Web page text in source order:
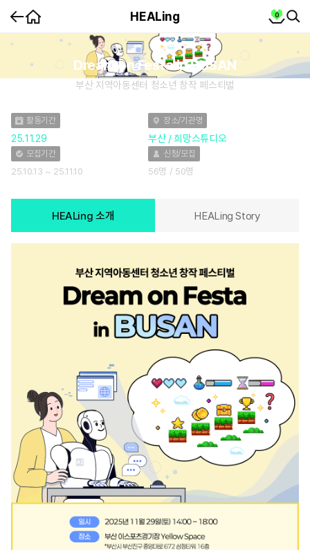
뒤
가
홈 HEALing cart
0
Dream on Festa in BUSAN
부산 지역아동센터 청소년 창작 페스티벌
활동기간
25.11.29
장소/기관명
부산 / 희망스튜디오
모집기간
25.10.13 ~ 25.11.10
신청/모집
56명 / 50명
HEALing 소개 HEALing Story